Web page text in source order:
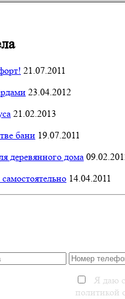
21.07.2011
23.04.2012
21.02.2013
бани 19.07.2011
деревянного дома
14.04.2011
Я даю
политикой